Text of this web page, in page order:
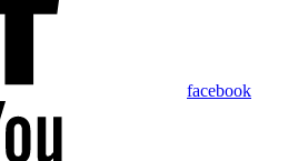
facebook